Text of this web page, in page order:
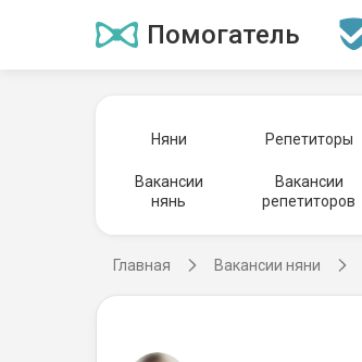
Помогатель
Няни Репетиторы
Вакансии
нянь
Вакансии
репетиторов
Главная Вакансии няни